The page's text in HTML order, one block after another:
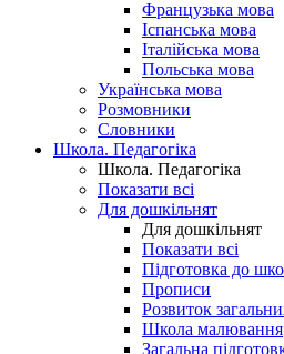
Французька мова
Іспанська мова
Італійська мова
Польська мова
Українська мова
Розмовники
Словники
Школа. Педагогіка
Школа. Педагогіка
Показати всі
Для дошкільнят
Для дошкільнят
Показати всі
Підготовка до
Прописи
Розвиток
Школа малювання
Загальна